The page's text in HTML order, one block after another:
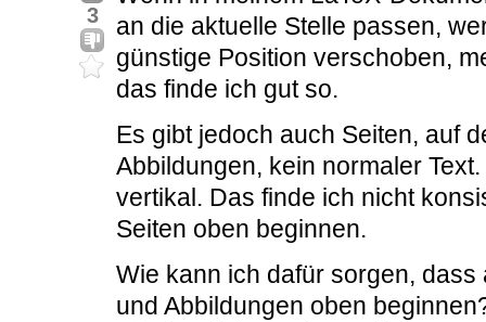
3
an die aktuelle Stelle passen,
günstige Position verschoben,
das finde ich gut so.
Es gibt jedoch auch Seiten, auf
Abbildungen, kein normaler
vertikal. Das finde ich nicht
Seiten oben beginnen.
Wie kann ich dafür sorgen,
und Abbildungen oben